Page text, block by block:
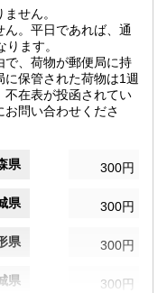
せん。
。平日であれば、通
ます。
で、荷物が郵便局に持
保管された荷物は1週
不在表が投函されてい
問い合わせくださ
県 300円
県 300円
県 300円
県 300円